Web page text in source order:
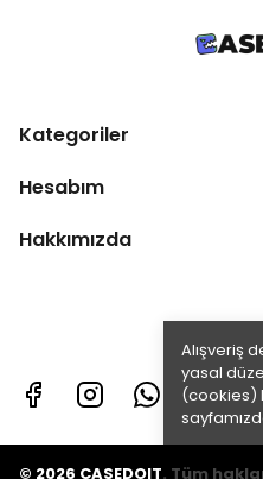
Alışveriş
yasal
(cookies)
Kategoriler
Hesabım
Hakkımızda
© 2026 CASEDOIT. Tüm